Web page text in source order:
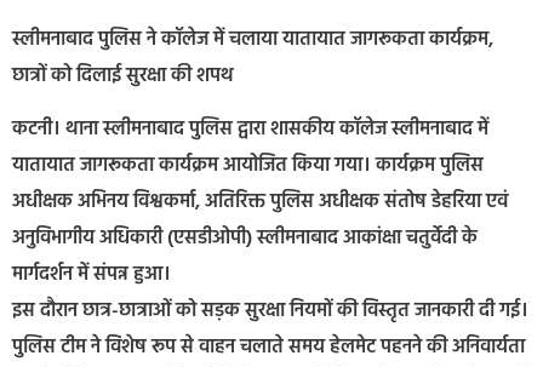
स्लीमनाबाद पुलिस ने कॉलेज में चलाया यातायात जागरूकता कार्यक्रम,
छात्रों को दिलाई सुरक्षा की शपथ
कटनी। थाना स्लीमनाबाद पुलिस द्वारा शासकीय कॉलेज स्लीमनाबाद में
यातायात जागरूकता कार्यक्रम आयोजित किया गया। कार्यक्रम पुलिस
अधीक्षक अभिनय विश्वकर्मा, अतिरिक्त पुलिस अधीक्षक संतोष डेहरिया एवं
अनुविभागीय अधिकारी (एसडीओपी) स्लीमनाबाद आकांक्षा चतुर्वेदी के
मार्गदर्शन में संपन्न हुआ।
इस दौरान छात्र-छात्राओं को सड़क सुरक्षा नियमों की विस्तृत जानकारी दी गई।
पुलिस टीम ने विशेष रूप से वाहन चलाते समय हेलमेट पहनने की अनिवार्यता